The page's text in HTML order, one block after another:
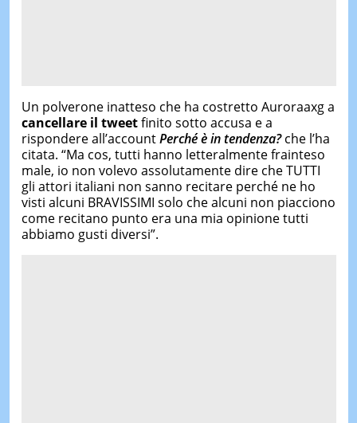
Un polverone inatteso che ha costretto Auroraaxg a
cancellare il tweetfinito sotto accusa e a
rispondere all’accountPerché è in tendenza?che l’ha
citata. “Ma cos, tutti hanno letteralmente frainteso
male, io non volevo assolutamente dire che TUTTI
gli attori italiani non sanno recitare perché ne ho
visti alcuni BRAVISSIMI solo che alcuni non piacciono
come recitano punto era una mia opinione tutti
abbiamo gusti diversi”.